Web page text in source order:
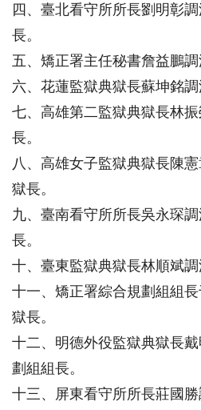
四、臺北看守所所長劉明彰
長。
五、矯正署主任秘書詹益鵬調
六、花蓮監獄典獄長蘇坤銘調
七、高雄第二監獄典獄長林
長。
八、高雄女子監獄典獄長陳
獄長。
九、臺南看守所所長吳永琛
長。
十、臺東監獄典獄長林順斌調
十一、矯正署綜合規劃組組
獄長。
十二、明德外役監獄典獄長
劃組組長。
十三、屏東看守所所長莊國